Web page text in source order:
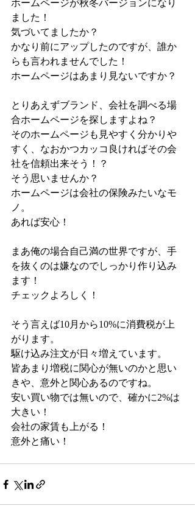
ホームページが秋冬バージョンになり
ました！
気づいてましたか？
かなり前にアップしたのですが、誰か
らも言われませんでした！
ホームページはあまり見ないですか？
とりあえずブランド、会社を調べる場
合ホームページを探しますよね？
そのホームページも見やすく分かりや
すく、なおかつカッコ良ければその会
社を信頼出来そう！？
そう思いませんか？
ホームページは会社の保険みたいなモ
ノ。
あれば安心！
まあ俺の場合自己満の世界ですが、手
を抜くのは嫌なのでしっかり作り込み
ます！
チェックよろしく！
そう言えば10月から10%に消費税が上
がります。
駆け込み注文が日々増えています。
皆あまり増税に関心が無いのかと思い
きや、意外と関心あるのですね。
安い買い物では無いので、確かに2%は
大きい！
会社の家賃も上がる！
意外と痛い！